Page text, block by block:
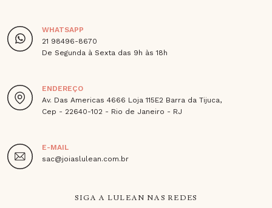
WHATSAPP
21 98496-8670
De Segunda à Sexta das 9h às 18h
ENDEREÇO
Av. Das Americas 4666 Loja 115E2 Barra da Tijuca,
Cep - 22640-102 - Rio de Janeiro - RJ
E-MAIL
sac@joiaslulean.com.br
SIGA A LULEAN NAS REDES